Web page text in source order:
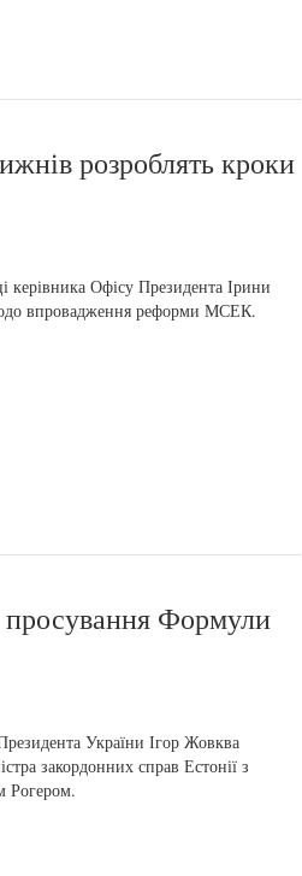
розроблять кроки
керівника Офісу Президента Ірини
впровадження реформи МСЕК.
просування Формули
України Ігор Жовква
закордонних справ Естонії з
Рогером.